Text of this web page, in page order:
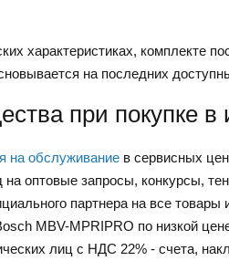
характеристиках, комплекте
на последних
при покупке в
на обслуживание в сервисных
на оптовые запросы, конкурсы,
партнера на все товары
MBV-MPRIPRO по низкой
лиц с НДС 22% - счета,